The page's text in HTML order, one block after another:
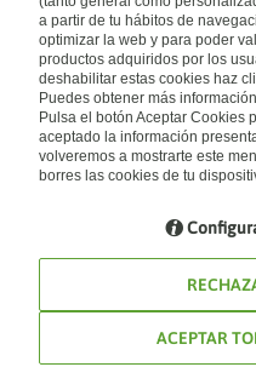
Tarjeta El Corte Inglés
Trabaja con nosotros
El Corte Inglés
Canal Ético
Guías de viaje
Catálogos
Auto check-in
Condiciones Generales
Política de privacidad
Política de cookies
Accesibilidad
Empresas/ Grupos
Internacional
España
Visita nuestro blog
Blog de Viajes el Corte
a partir de tu hábitos de
optimizar la web y para poder
productos adquiridos por los
deshabilitar estas cookies haz
Puedes obtener más
Pulsa el botón Aceptar Cookies
aceptado la información
volveremos a mostrarte este
borres las cookies de tu
ACEPTAR